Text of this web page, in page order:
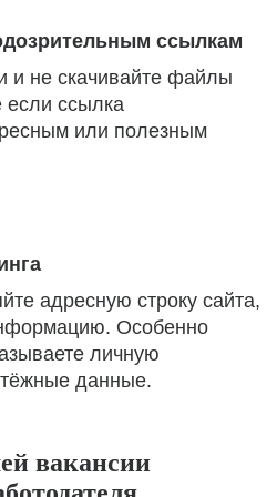
ссылкам
и не скачивайте файлы
если ссылка
или полезным
адресную строку сайта,
Особенно
личную
данные.
вакансии